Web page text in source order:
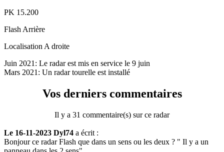
PK 15.200
Flash Arrière
Localisation A droite
Juin 2021: Le radar est mis en service le 9 juin
Mars 2021: Un radar tourelle est installé
Vos derniers commentaires
Il y a 31 commentaire(s) sur ce radar
Le 16-11-2023 Dyl74 a écrit :
Bonjour ce radar Flash que dans un sens ou les deux ? " Il y a un